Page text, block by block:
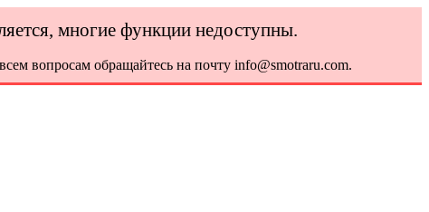
многие функции недоступны.
вопросам обращайтесь на почту info@smotraru.com.